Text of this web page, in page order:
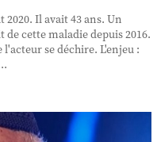
Il avait 43 ans. Un
cette maladie depuis 2016.
se déchire. L'enjeu :